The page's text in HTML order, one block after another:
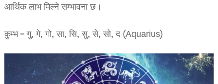
आर्थिक लाभ मिल्ने सम्भावना छ।
कुम्भ – गु, गे, गो, सा, सि, सु, से, सो, द (Aquarius)